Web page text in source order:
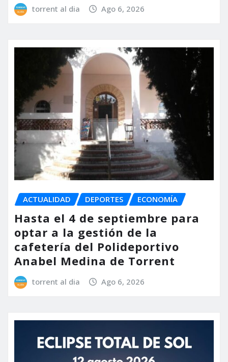
torrent al dia Ago 6, 2026
ACTUALIDAD DEPORTES ECONOMÍA
Hasta el 4 de septiembre para
optar a la gestión de la
cafetería del Polideportivo
Anabel Medina de Torrent
torrent al dia Ago 6, 2026